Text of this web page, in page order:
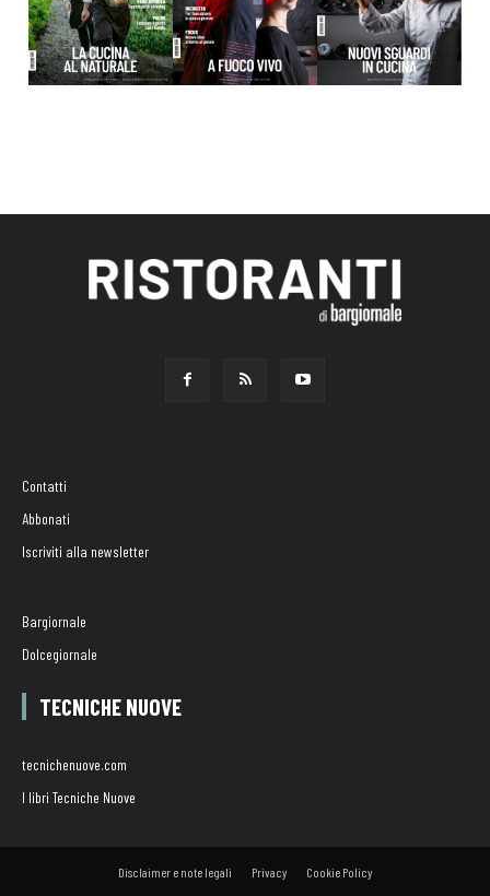
Contatti
Abbonati
Iscriviti alla newsletter
Bargiornale
Dolcegiornale
TECNICHE NUOVE
tecnichenuove.com
I libri Tecniche Nuove
Disclaimer e note legali Privacy Cookie Policy